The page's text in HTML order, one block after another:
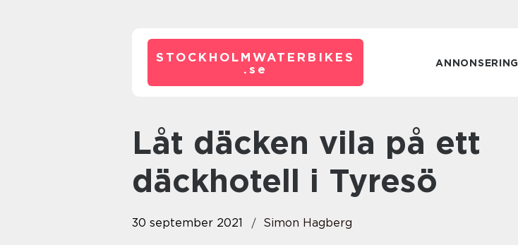
STOCKHOLMWATERBIKES
. se ANNONSERING
Låt däcken vila på ett
däckhotell i Tyresö
30 september 2021 Simon Hagberg